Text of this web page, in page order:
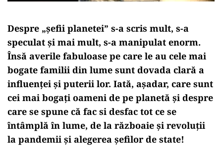
Despre „șefii planetei” s-a scris mult, s-a
speculat și mai mult, s-a manipulat enorm.
Însă averile fabuloase pe care le au cele mai
bogate familii din lume sunt dovada clară a
influenței și puterii lor. Iată, așadar, care sunt
cei mai bogați oameni de pe planetă și despre
care se spune că fac si desfac tot ce se
întâmplă în lume, de la războaie și revoluții
la pandemii și alegerea șefilor de state!